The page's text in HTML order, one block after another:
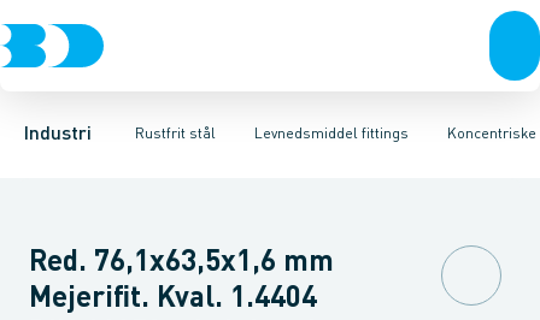
Industri Rustfrit stål
VentilerRustfrit stålSort stålGalvaniseret stål PlastIndustri
Levnedsmiddel fittings
Svejsefittings ASTM svejsefittingsLevnedsmiddel fittings
Bøjninger T-stykker Excentriske reduktionerKoncentriske
Red. 76,1x63,5x1,6 mm
Mejerifit. Kval. 1.4404